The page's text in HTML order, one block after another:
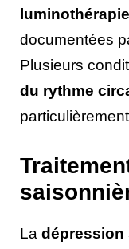
luminothérapie
documentées
Plusieurs
du rythme
La dépression